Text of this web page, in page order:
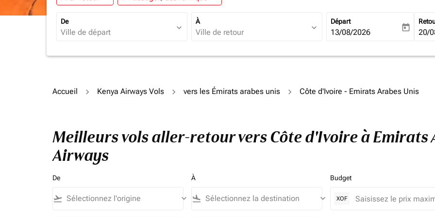
De
expand_more
À
expand_more
Départ
fc-booking-departure-date-
13/08/2026 today fc-
20/
Accueil Kenya Airways Vols vers les Émirats arabes unis Côte d'Ivoire - Emirats Arabes Unis
Meilleurs vols aller-retour vers Côte d'Ivoire à Emirats
Airways
De
flight_takeoff keyboard_arrow_down
À
flight_land keyboard_arrow_down
Budget
XOF